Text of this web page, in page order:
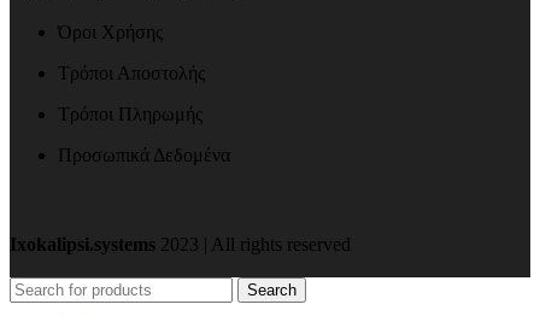
Όροι Χρήσης
Τρόποι Αποστολής
Τρόποι Πληρωμής
Προσωπικά Δεδομένα
Ixokalipsi.systems 2023 | All rights reserved
Search